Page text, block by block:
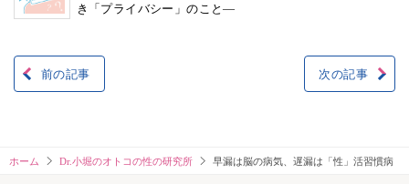
き「プライバシー」のこと―
投
前の記事 次の記事
ホーム Dr.小堀のオトコの性の研究所 早漏は脳の病気、遅漏は「性」活習慣病